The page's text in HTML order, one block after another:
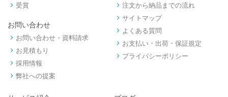
keyboard_arrow_right 受賞
お問い合わせ
keyboard_arrow_right お問い合わせ・資料請求
keyboard_arrow_right お見積もり
keyboard_arrow_right 採用情報
keyboard_arrow_right 弊社への提案
keyboard_arrow_right 注文から納品までの流れ
keyboard_arrow_right サイトマップ
keyboard_arrow_right よくある質問
keyboard_arrow_right お支払い・出荷・保証規定
keyboard_arrow_right プライバシーポリシー